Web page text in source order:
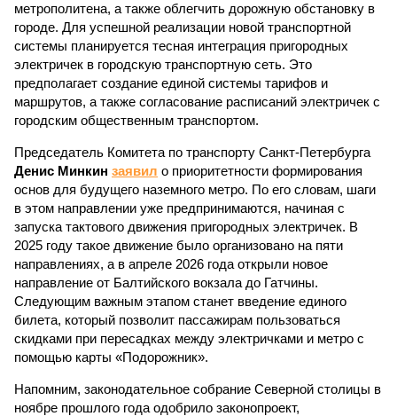
метрополитена, а также облегчить дорожную обстановку в
городе. Для успешной реализации новой транспортной
системы планируется тесная интеграция пригородных
электричек в городскую транспортную сеть. Это
предполагает создание единой системы тарифов и
маршрутов, а также согласование расписаний электричек с
городским общественным транспортом.
Председатель Комитета по транспорту Санкт-Петербурга
Денис Минкин заявил о приоритетности формирования
основ для будущего наземного метро. По его словам, шаги
в этом направлении уже предпринимаются, начиная с
запуска тактового движения пригородных электричек. В
2025 году такое движение было организовано на пяти
направлениях, а в апреле 2026 года открыли новое
направление от Балтийского вокзала до Гатчины.
Следующим важным этапом станет введение единого
билета, который позволит пассажирам пользоваться
скидками при пересадках между электричками и метро с
помощью карты «Подорожник».
Напомним, законодательное собрание Северной столицы в
ноябре прошлого года одобрило законопроект,